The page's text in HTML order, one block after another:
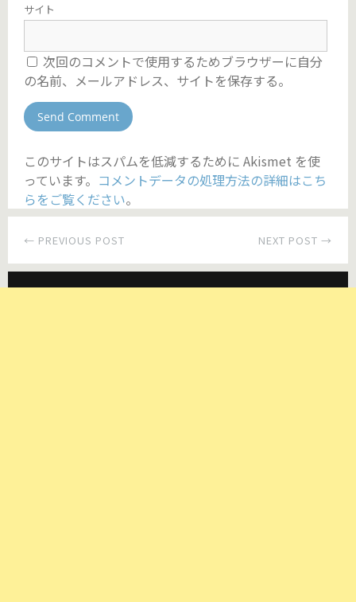
サイト
次回のコメントで使用するためブラウザーに自分
の名前、メールアドレス、サイトを保存する。
このサイトはスパムを低減するために Akismet を使
っています。 コメントデータの処理方法の詳細はこち
らをご覧ください。
NEXT POST →
← PREVIOUS POST